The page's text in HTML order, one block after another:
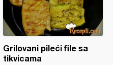
Grilovani pileći file sa
tikvicama